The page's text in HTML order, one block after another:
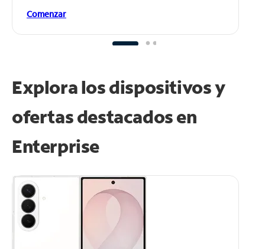
Comenzar
Explora los dispositivos y
ofertas destacados en
Enterprise